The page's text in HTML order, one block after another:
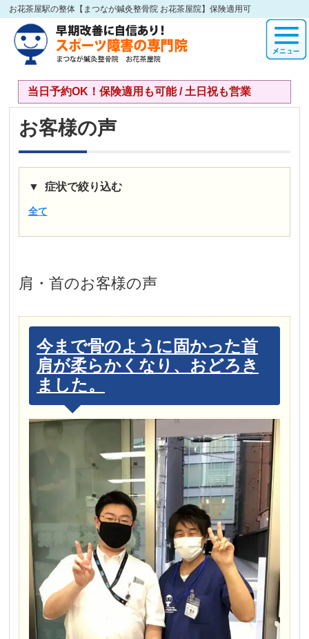
お花茶屋駅の整体【まつなが鍼灸整骨院 お花茶屋院】保険適用可
当日予約OK！保険適用も可能 / 土日祝も営業
お客様の声
症状で絞り込む
全て
肩・首のお客様の声
今まで骨のように固かった首
肩が柔らかくなり、おどろき
ました。